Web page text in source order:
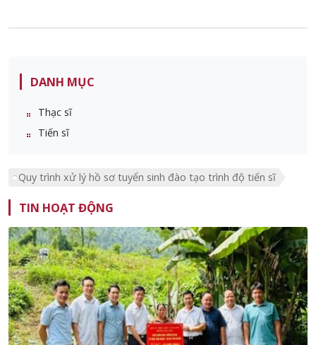
DANH MỤC
Thạc sĩ
Tiến sĩ
Quy trình xử lý hồ sơ tuyển sinh đào tạo trình độ tiến sĩ
TIN HOẠT ĐỘNG